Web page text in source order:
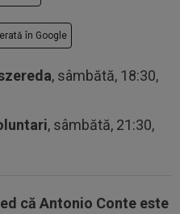
în Google
, sâmbătă, 18:30,
, sâmbătă, 21:30,
că Antonio Conte este